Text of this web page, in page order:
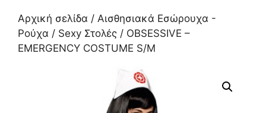
Αρχική σελίδα / Αισθησιακά Εσώρουχα -
Ρούχα / Sexy Στολές / OBSESSIVE –
EMERGENCY COSTUME S/M